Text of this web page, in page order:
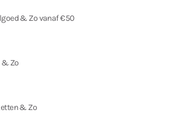
& Zo vanaf €50
& Zo
& Zo